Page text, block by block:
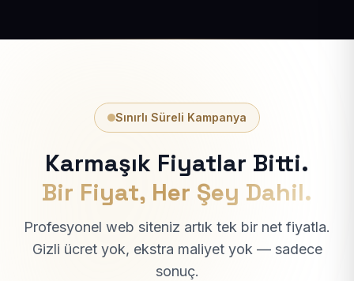
Sınırlı Süreli Kampanya
Karmaşık Fiyatlar Bitti.
Bir Fiyat, Her Şey Dahil.
Profesyonel web siteniz artık tek bir net fiyatla.
Gizli ücret yok, ekstra maliyet yok — sadece
sonuç.